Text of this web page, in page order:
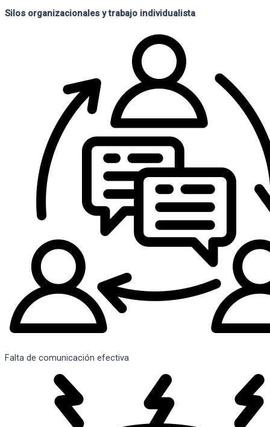
Silos organizacionales y trabajo individualista
Falta de comunicación efectiva